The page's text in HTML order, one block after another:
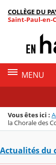
Menu de la
Contenu
COLLÈGE DU
Saint-Paul-en-
MENU
Vous êtes ici :
la Chorale des
Actualités du